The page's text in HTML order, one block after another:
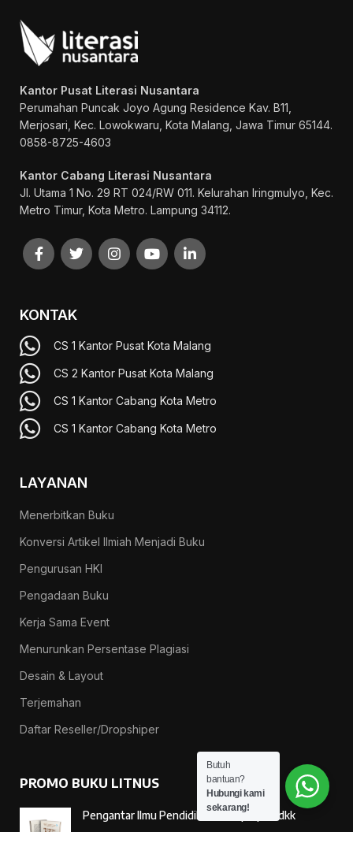
Kantor Pusat Literasi Nusantara
Perumahan Puncak Joyo Agung Residence Kav. B11,
Merjosari, Kec. Lowokwaru, Kota Malang, Jawa Timur 65144.
0858-8725-4603
Kantor Cabang Literasi Nusantara
Jl. Utama 1 No. 29 RT 024/RW 011. Kelurahan Iringmulyo, Kec.
Metro Timur, Kota Metro. Lampung 34112.
KONTAK
CS 1 Kantor Pusat Kota Malang
CS 2 Kantor Pusat Kota Malang
CS 1 Kantor Cabang Kota Metro
CS 1 Kantor Cabang Kota Metro
LAYANAN
Menerbitkan Buku
Konversi Artikel Ilmiah Menjadi Buku
Pengurusan HKI
Pengadaan Buku
Kerja Sama Event
Menurunkan Persentase Plagiasi
Desain & Layout
Terjemahan
Daftar Reseller/Dropshiper
PROMO BUKU LITNUS
Pengantar Ilmu Pendidikan — Suprapno dkk
Rp119.000
Butuh
bantuan?
Hubungi kami
sekarang!